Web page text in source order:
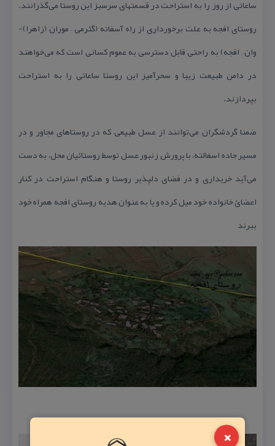
×
ساعاتی از روز را به استراحت در قسمتهای سرسبز این روستا می‌گذرانند.
روستای افجه به علت برخورداری از راه آسفاته (گئرمی – موران (زاهرا)-
وان – افجه) به راحتی قابل دسترسی به عموم كسانی است كه می‌خواهند
در دامن طبیعت زیبا و سحرآمیز این روستا ساعاتی را به استراحت
بپردازند.
ضمنا گردشگران می‌توانند از عسل طبیعی كه در روستاهای مجاور و در
مسیر جاده اسفالته‌، با پرورش زنبور عسل توسط روستائیان محل، به دست
می‌آید خریداری و در فضای دلپذیر روستا و هنگام استراحت در كنار
اعضائ خانواده خود میل كرده و یا به عنوان هدیه روستای افجه همراه خود
ببرند